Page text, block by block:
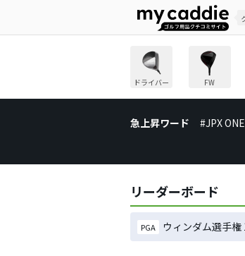
ドライバー FW
急上昇ワード #JPX ONE
リーダーボード
PGA ウィンダム選手権